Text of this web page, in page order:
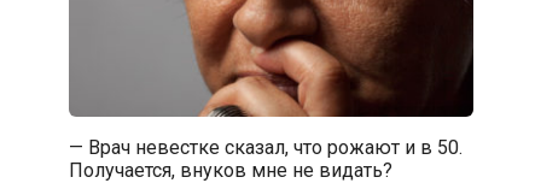
— Врач невестке сказал, что рожают и в 50.
Получается, внуков мне не видать?